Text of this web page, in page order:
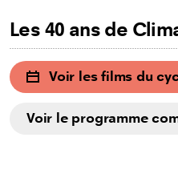
Les 40 ans de
Voir les films du
Voir le programme